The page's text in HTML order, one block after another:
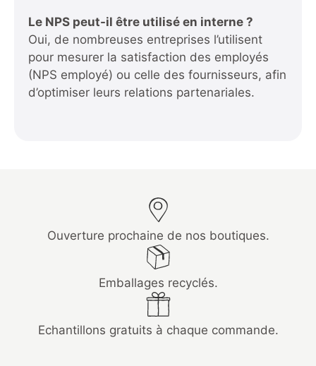
Le NPS peut-il être utilisé en interne ?
Oui, de nombreuses entreprises l’utilisent
pour mesurer la satisfaction des employés
(NPS employé) ou celle des fournisseurs, afin
d’optimiser leurs relations partenariales.
Ouverture prochaine de nos boutiques.
Emballages recyclés.
Echantillons gratuits à chaque commande.